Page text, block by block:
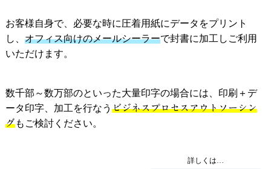
お客様自身で、必要な時に圧着用紙にデータをプリント
し、 オフィス向けのメールシーラーで封書に加工しご利用
いただけます。
数千部～数万部のといった大量印字の場合には、印刷＋デ
ータ印字、加工を行なう ビジネスプロセスアウトソーシン
グもご検討ください。
詳しくは…